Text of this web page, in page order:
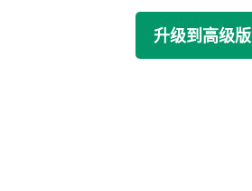
升级到高级版